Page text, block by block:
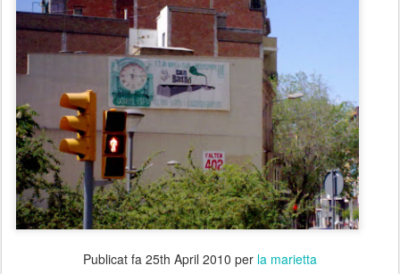
Publicat fa 25th April 2010 per la marietta